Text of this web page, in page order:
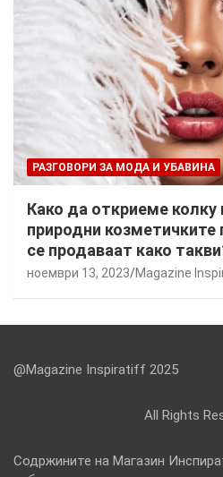
РАЗГОВОРИ ЗА МОДА И УБАВИНА
Како да откриеме колку
природни козметичките
се продаваат како
ноември 13, 2023 Magazine
@Magazine Inspiratiff 2025
All Rights
Содржините на Магазин